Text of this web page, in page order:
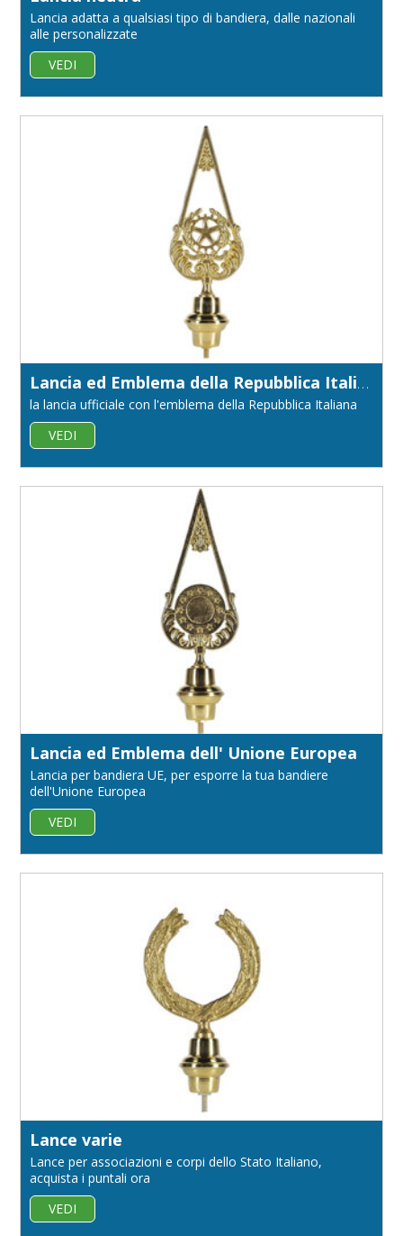
Lancia adatta a qualsiasi tipo di bandiera, dalle nazionali
alle personalizzate
VEDI
Lancia ed Emblema della Repubblica Italiana
la lancia ufficiale con l'emblema della Repubblica Italiana
VEDI
Lancia ed Emblema dell' Unione Europea
Lancia per bandiera UE, per esporre la tua bandiere
dell'Unione Europea
VEDI
Lance varie
Lance per associazioni e corpi dello Stato Italiano,
acquista i puntali ora
VEDI